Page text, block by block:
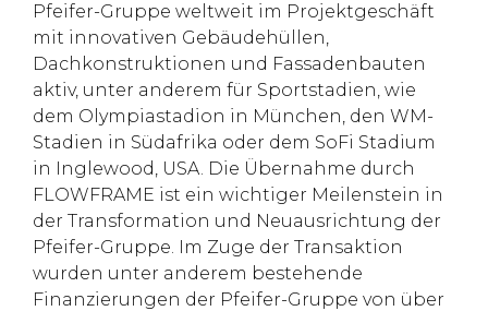
Pfeifer-Gruppe weltweit im Projektgeschäft
mit innovativen Gebäudehüllen,
Dachkonstruktionen und Fassadenbauten
aktiv, unter anderem für Sportstadien, wie
dem Olympiastadion in München, den WM-
Stadien in Südafrika oder dem SoFi Stadium
in Inglewood, USA. Die Übernahme durch
FLOWFRAME ist ein wichtiger Meilenstein in
der Transformation und Neuausrichtung der
Pfeifer-Gruppe. Im Zuge der Transaktion
wurden unter anderem bestehende
Finanzierungen der Pfeifer-Gruppe von über